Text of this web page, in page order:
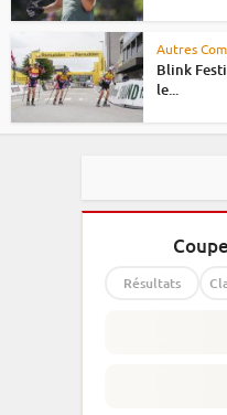
Autres
Blink
le...
Résultats